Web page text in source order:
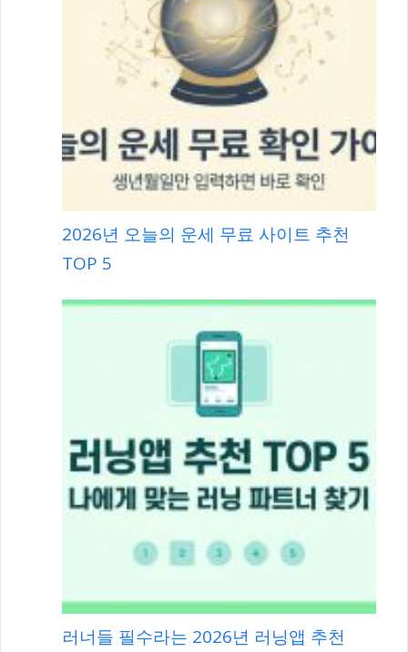
2026년 오늘의 운세 무료 사이트 추천
TOP 5
러너들 필수라는 2026년 러닝앱 추천